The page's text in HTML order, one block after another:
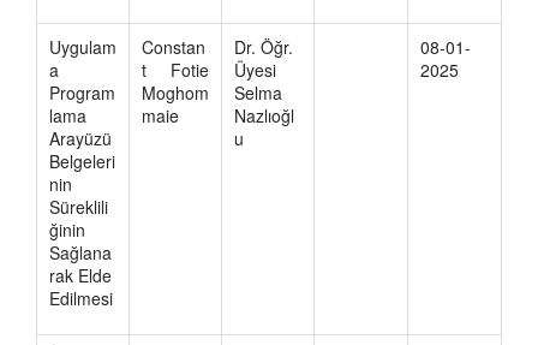
Uygulam
a
Program
lama
Arayüzü
Belgeleri
nin
Süreklili
ğinin
Sağlana
rak Elde
Edilmesi
Constan
t Fotie
Moghom
maie
Dr. Öğr.
Üyesi
Selma
Nazlıoğl
u
08-01-
2025